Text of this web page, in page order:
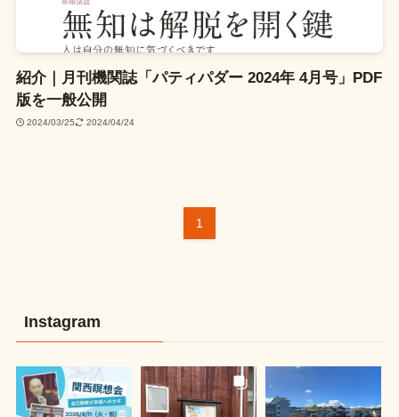
紹介｜月刊機関誌「パティパダー 2024年 4月号」PDF
版を一般公開
2024/03/25 2024/04/24
1
Instagram